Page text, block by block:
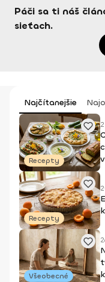
Páči sa ti náš
sieťach.
Najčítanejšie
Recepty
Recepty
Všeobecné